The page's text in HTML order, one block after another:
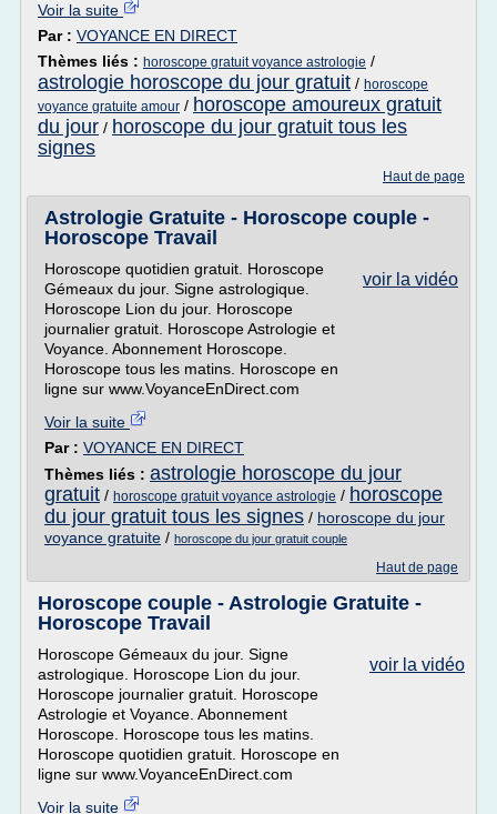
Voir la suite
Par : VOYANCE EN DIRECT
Thèmes liés : horoscope gratuit voyance astrologie /
astrologie horoscope du jour gratuit / horoscope
voyance gratuite amour / horoscope amoureux gratuit
du jour / horoscope du jour gratuit tous les
signes
Haut de page
Astrologie Gratuite - Horoscope couple -
Horoscope Travail
voir la vidéo
Horoscope quotidien gratuit. Horoscope
Gémeaux du jour. Signe astrologique.
Horoscope Lion du jour. Horoscope
journalier gratuit. Horoscope Astrologie et
Voyance. Abonnement Horoscope.
Horoscope tous les matins. Horoscope en
ligne sur www.VoyanceEnDirect.com
Voir la suite
Par : VOYANCE EN DIRECT
Thèmes liés : astrologie horoscope du jour
gratuit / horoscope gratuit voyance astrologie / horoscope
du jour gratuit tous les signes / horoscope du jour
voyance gratuite / horoscope du jour gratuit couple
Haut de page
Horoscope couple - Astrologie Gratuite -
Horoscope Travail
voir la vidéo
Horoscope Gémeaux du jour. Signe
astrologique. Horoscope Lion du jour.
Horoscope journalier gratuit. Horoscope
Astrologie et Voyance. Abonnement
Horoscope. Horoscope tous les matins.
Horoscope quotidien gratuit. Horoscope en
ligne sur www.VoyanceEnDirect.com
Voir la suite